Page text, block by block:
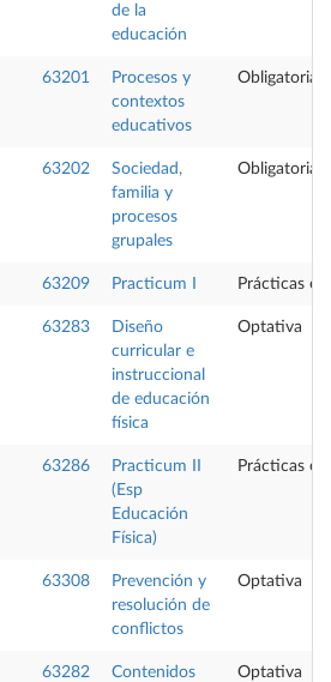
de la
educación
63201
Procesos y
contextos
educativos
Obligatoria
63202
Sociedad,
familia y
procesos
grupales
Obligatoria
63209 Practicum I Prácticas
63283
Diseño
curricular e
instruccional
de educación
física
Optativa
63286
Practicum II
(Esp
Educación
Física)
Prácticas
63308
Prevención y
resolución de
conflictos
Optativa
63282
Contenidos
Optativa